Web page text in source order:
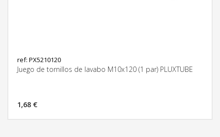
ref: PX5210120
Juego de tornillos de lavabo M10x120 (1 par) PLUXTUBE
1,68 €